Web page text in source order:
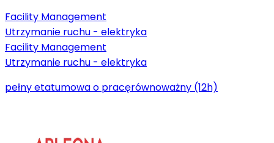
Facility Management
Utrzymanie ruchu - elektryka
Facility Management
Utrzymanie ruchu - elektryka
pełny etatumowa o pracęrównoważny (12h)